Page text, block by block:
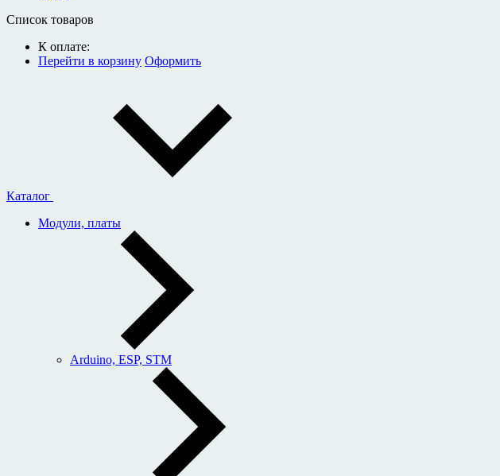
Список товаров
К оплате:
Перейти в корзину Оформить
Каталог
Модули, платы
Arduino, ESP, STM